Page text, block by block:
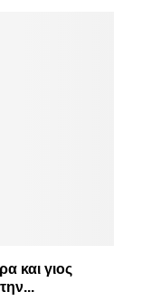
και γιος